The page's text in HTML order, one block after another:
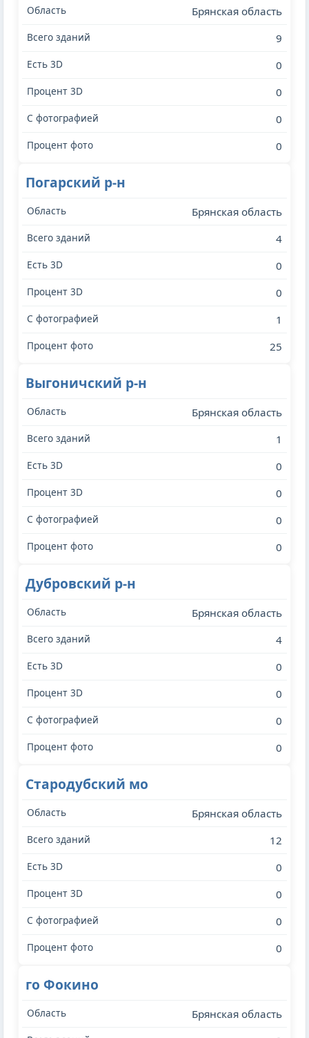
Брянская область
9
0
0
0
0
Погарский р-н
Брянская область
4
0
0
1
25
Выгоничский р-н
Брянская область
1
0
0
0
0
Дубровский р-н
Брянская область
4
0
0
0
0
Стародубский мо
Брянская область
12
0
0
0
0
го Фокино
Брянская область